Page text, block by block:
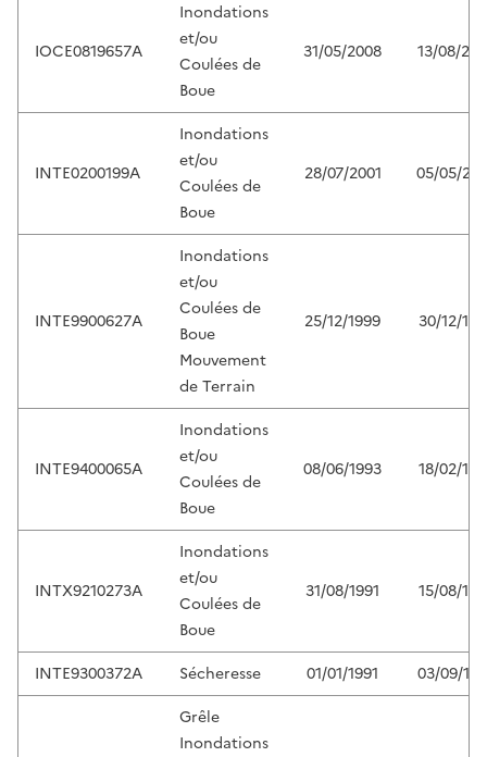
IOCE0819657A
Inondations
et/ou
Coulées de
Boue
31/05/2008 13/08/
INTE0200199A
Inondations
et/ou
Coulées de
Boue
28/07/2001 05/05/
INTE9900627A
Inondations
et/ou
Coulées de
Boue
Mouvement
de Terrain
25/12/1999 30/12/
INTE9400065A
Inondations
et/ou
Coulées de
Boue
08/06/1993 18/02/
INTX9210273A
Inondations
et/ou
Coulées de
Boue
31/08/1991 15/08/
INTE9300372A Sécheresse 01/01/1991 03/09/
Grêle
Inondations